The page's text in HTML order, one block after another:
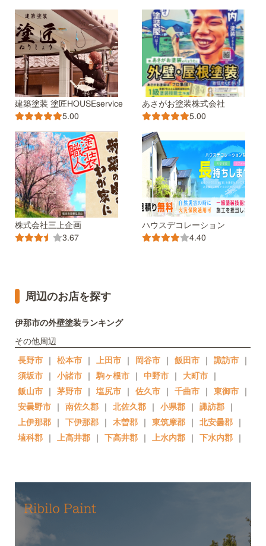
建築塗装 塗匠HOUSEservice
5.00
あさがお塗装株式会社
5.00
株式会社三上企画
3.67
ハウスデコレーション
4.40
周辺のお店を探す
伊那市の外壁塗装ランキング
その他周辺
長野市 ｜ 松本市 ｜ 上田市 ｜ 岡谷市 ｜ 飯田市 ｜ 諏訪市 ｜
須坂市 ｜ 小諸市 ｜ 駒ヶ根市 ｜ 中野市 ｜ 大町市 ｜
飯山市 ｜ 茅野市 ｜ 塩尻市 ｜ 佐久市 ｜ 千曲市 ｜ 東御市 ｜
安曇野市 ｜ 南佐久郡 ｜ 北佐久郡 ｜ 小県郡 ｜ 諏訪郡 ｜
上伊那郡 ｜ 下伊那郡 ｜ 木曽郡 ｜ 東筑摩郡 ｜ 北安曇郡 ｜
埴科郡 ｜ 上高井郡 ｜ 下高井郡 ｜ 上水内郡 ｜ 下水内郡 ｜